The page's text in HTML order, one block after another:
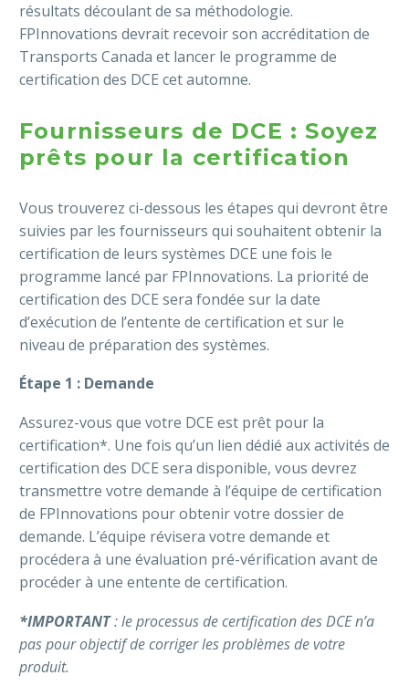
résultats découlant de sa méthodologie.
FPInnovations devrait recevoir son accréditation de
Transports Canada et lancer le programme de
certification des DCE cet automne.
Fournisseurs de DCE : Soyez
prêts pour la certification
Vous trouverez ci-dessous les étapes qui devront être
suivies par les fournisseurs qui souhaitent obtenir la
certification de leurs systèmes DCE une fois le
programme lancé par FPInnovations. La priorité de
certification des DCE sera fondée sur la date
d’exécution de l’entente de certification et sur le
niveau de préparation des systèmes.
Étape 1 : Demande
Assurez-vous que votre DCE est prêt pour la
certification*. Une fois qu’un lien dédié aux activités de
certification des DCE sera disponible, vous devrez
transmettre votre demande à l’équipe de certification
de FPInnovations pour obtenir votre dossier de
demande. L’équipe révisera votre demande et
procédera à une évaluation pré-vérification avant de
procéder à une entente de certification.
*IMPORTANT: le processus de certification des DCE n’a
pas pour objectif de corriger les problèmes de votre
produit.